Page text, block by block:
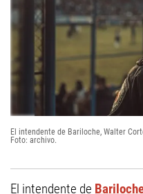
El intendente de Bariloche, Walter
Foto: archivo.
El intendente de